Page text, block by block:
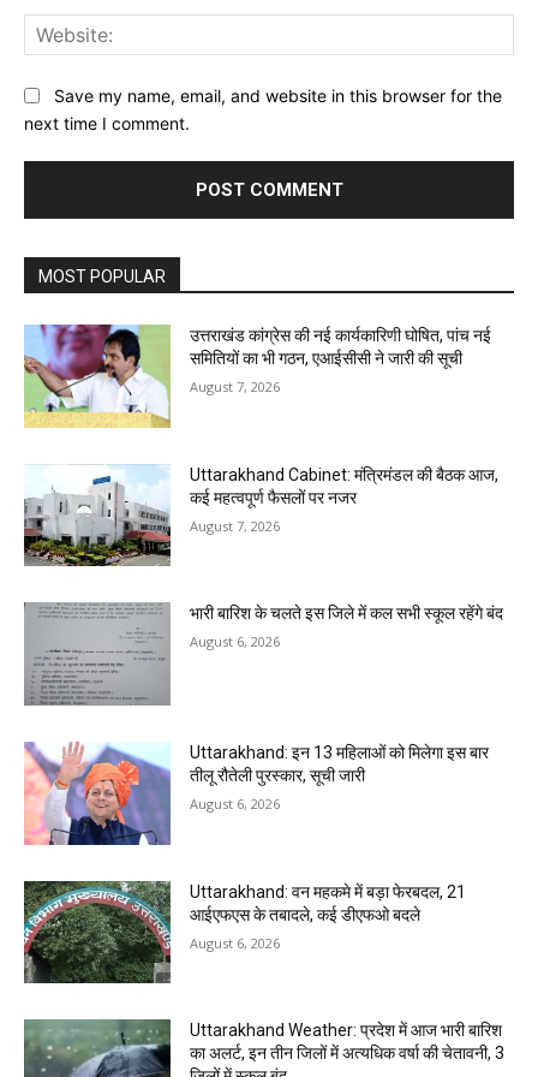
Save my name, email, and website in this browser for the
next time I comment.
MOST POPULAR
उत्तराखंड कांग्रेस की नई कार्यकारिणी घोषित, पांच नई
समितियों का भी गठन, एआईसीसी ने जारी की सूची
August 7, 2026
Uttarakhand Cabinet: मंत्रिमंडल की बैठक आज,
कई महत्वपूर्ण फैसलों पर नजर
August 7, 2026
भारी बारिश के चलते इस जिले में कल सभी स्कूल रहेंगे बंद
August 6, 2026
Uttarakhand: इन 13 महिलाओं को मिलेगा इस बार
तीलू रौतेली पुरस्कार, सूची जारी
August 6, 2026
Uttarakhand: वन महकमे में बड़ा फेरबदल, 21
आईएफएस के तबादले, कई डीएफओ बदले
August 6, 2026
Uttarakhand Weather: प्रदेश में आज भारी बारिश
का अलर्ट, इन तीन जिलों में अत्यधिक वर्षा की चेतावनी, 3